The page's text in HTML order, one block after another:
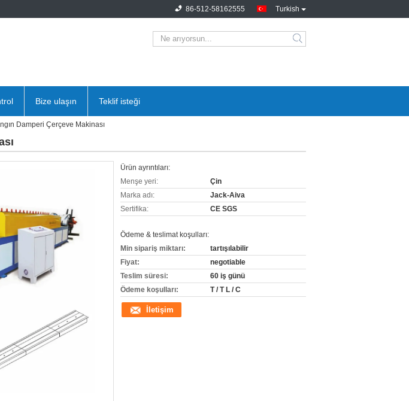
Turkish
86-512-58162555
Bize ulaşın Teklif isteği
Damperi Çerçeve Makinası
Ürün ayrıntıları:
Menşe yeri:
Çin
Marka adı:
Jack-Aiva
Sertifika:
CE SGS
Ödeme & teslimat koşulları:
Min sipariş miktarı:
tartışılabilir
Fiyat:
negotiable
Teslim süresi:
60 iş günü
Ödeme koşulları:
T / T L / C
İletişim